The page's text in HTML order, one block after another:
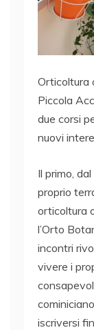
Orticoltura
Piccola
due corsi
nuovi
Il primo,
proprio
orticoltura
l’Orto
incontri
vivere i
iscriversi